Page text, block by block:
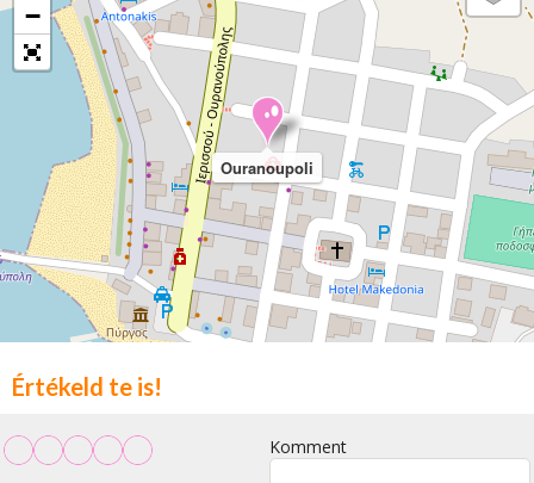
Ouranoupoli
−
Értékeld te is!
Komment